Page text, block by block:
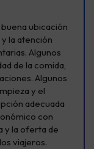
ubicación
la atención
Algunos
de la comida,
Algunos
y el
adecuada
con
y la oferta de
viajeros.